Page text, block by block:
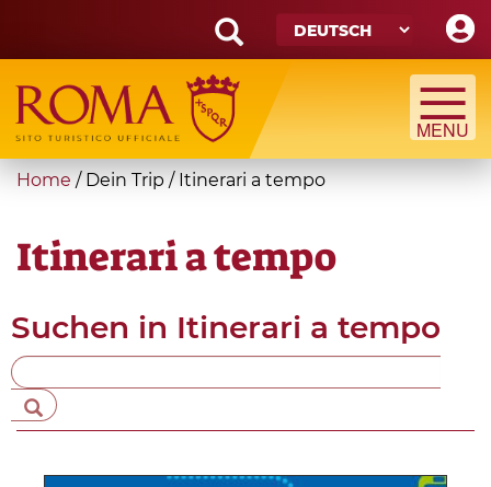
main
content
Search
form
Suche
You
here
Home / Dein Trip / Itinerari a tempo
Itinerari a tempo
Suchen in Itinerari a tempo